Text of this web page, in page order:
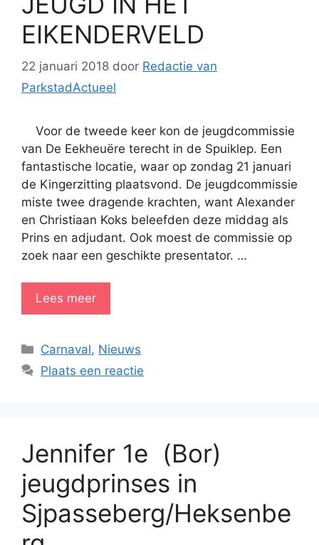
EIKENDERVELD
22 januari 2018 door Redactie van
ParkstadActueel
Voor de tweede keer kon de jeugdcommissie
van De Eekheuëre terecht in de Spuiklep. Een
fantastische locatie, waar op zondag 21 januari
de Kingerzitting plaatsvond. De jeugdcommissie
miste twee dragende krachten, want Alexander
en Christiaan Koks beleefden deze middag als
Prins en adjudant. Ook moest de commissie op
zoek naar een geschikte presentator. …
Lees meer
Categorieën
Carnaval, Nieuws
Plaats een reactie
Jennifer 1e (Bor)
jeugdprinses in
Sjpasseberg/Heksenbe